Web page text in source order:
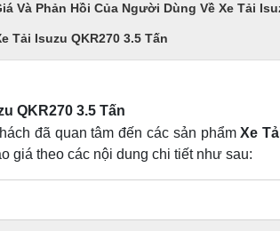
Và Phản Hồi Của Người Dùng Về Xe Tải
Tải Isuzu QKR270 3.5 Tấn
QKR270 3.5 Tấn
đã quan tâm đến các sản phẩmXe
giá theo các nội dung chi tiết như sau: